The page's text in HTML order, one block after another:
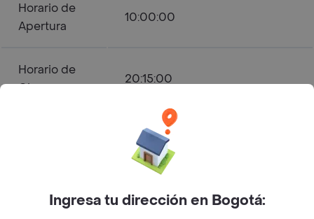
Horario de
Apertura
10:00:00
Horario de
Cierre
20:15:00
Abundante - La Candelaria
Menú a Domicilio
Comida TípicaIngresa tu dirección en Bogotá: